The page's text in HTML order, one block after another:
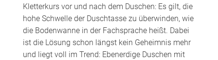
Kletterkurs vor und nach dem Duschen: Es gilt, die
hohe Schwelle der Duschtasse zu überwinden, wie
die Bodenwanne in der Fachsprache heißt. Dabei
ist die Lösung schon längst kein Geheimnis mehr
und liegt voll im Trend: Ebenerdige Duschen mit